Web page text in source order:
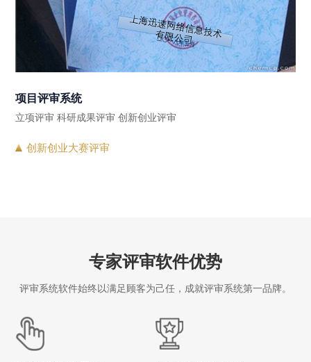
项目评审系统
立项评审 科研成果评审 创新创业评审
创新创业大赛评审
专家评审软件优势
评审系统软件始终以满足顾客为己任，成就评审系统第一品牌。